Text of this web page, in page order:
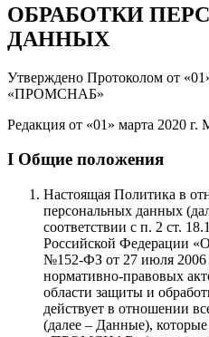
ОБРАБОТКИ
ДАННЫХ
Утверждено Протоколом от
«ПРОМСНАБ»
Редакция от «01» марта 2020
I Общие положения
Настоящая Политика в
персональных данных
соответствии с п. 2 ст.
Российской Федерации
№152-ФЗ от 27 июля 2006
нормативно-правовых
области защиты и
действует в отношении
(далее – Данные),